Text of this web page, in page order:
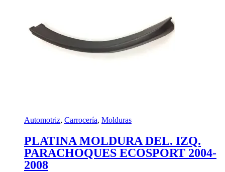
Automotriz, Carrocería, Molduras
PLATINA MOLDURA DEL. IZQ.
PARACHOQUES ECOSPORT 2004-
2008